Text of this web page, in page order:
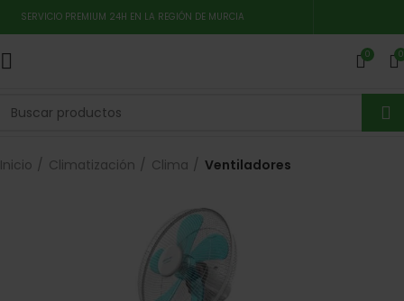
SERVICIO PREMIUM 24H EN LA REGIÓN DE MURCIA
0 0
Inicio Climatización Clima Ventiladores